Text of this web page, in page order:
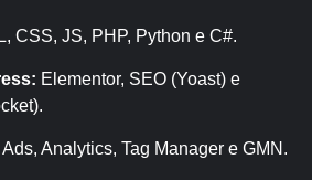
CSS, JS, PHP, Python e C#.
Elementor, SEO (Yoast) e
Ads, Analytics, Tag Manager e GMN.